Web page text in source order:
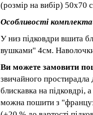
(розмір на вибір) 50x70
Особливості
У низ підковдри вшита
вушками" 4см. Наволочки
Ви можете замовити
звичайного
блискавка на підковдрі,
можна пошити з